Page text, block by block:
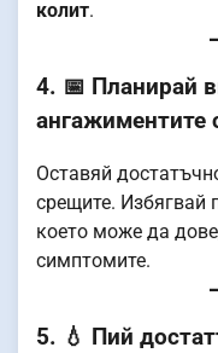
колит.
4. 📅 Планирай
ангажиментите
Оставяй
срещите. Избягвай
което може да
симптомите.
5. 💧 Пий